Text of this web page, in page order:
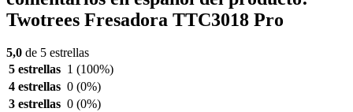
Twotrees Fresadora TTC3018 Pro
5,0 de 5 estrellas
5 estrellas 1 (100%)
4 estrellas 0 (0%)
3 estrellas 0 (0%)